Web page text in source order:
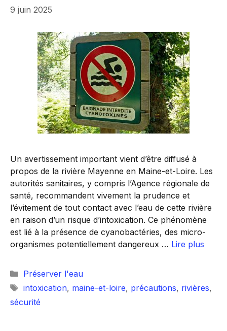
9 juin 2025
Un avertissement important vient d’être diffusé à
propos de la rivière Mayenne en Maine-et-Loire. Les
autorités sanitaires, y compris l’Agence régionale de
santé, recommandent vivement la prudence et
l’évitement de tout contact avec l’eau de cette rivière
en raison d’un risque d’intoxication. Ce phénomène
est lié à la présence de cyanobactéries, des micro-
organismes potentiellement dangereux … Lire plus
Catégories
Préserver l'eau
Étiquettes
intoxication, maine-et-loire, précautions, rivières,
sécurité